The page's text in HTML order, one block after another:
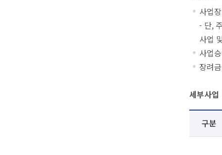
사업
- 단,
사업
사업
장려
세부사업
구분